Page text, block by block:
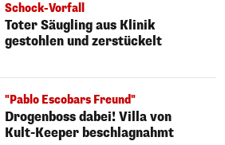
Schock-Vorfall
Toter Säugling aus Klinik
gestohlen und zerstückelt
"Pablo Escobars Freund"
Drogenboss dabei! Villa von
Kult-Keeper beschlagnahmt